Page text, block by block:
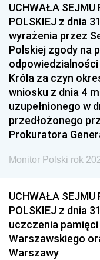
1954
1951
1948
1939
1936
UCHWAŁA
POLSKIEJ z dnia
wyrażenia przez
Polskiej zgody na
Króla za czyn
wniosku z dnia 4
uzupełnionego w
przedłożonego
Prokuratora
Monitor Polski rok
UCHWAŁA
POLSKIEJ z dnia
uczczenia
Warszawskiego
Warszawy